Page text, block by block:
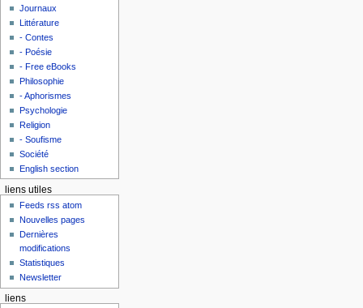
Journaux
Littérature
- Contes
- Poésie
- Free eBooks
Philosophie
- Aphorismes
Psychologie
Religion
- Soufisme
Société
English section
liens utiles
Feeds rss atom
Nouvelles pages
Dernières
modifications
Statistiques
Newsletter
liens